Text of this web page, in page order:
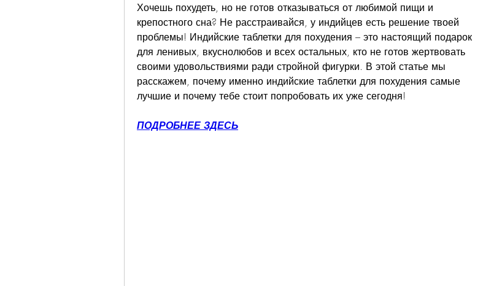
Хочешь похудеть, но не готов отказываться от любимой пищи и
крепостного сна? Не расстраивайся, у индийцев есть решение твоей
проблемы! Индийские таблетки для похудения – это настоящий подарок
для ленивых, вкуснолюбов и всех остальных, кто не готов жертвовать
своими удовольствиями ради стройной фигурки. В этой статье мы
расскажем, почему именно индийские таблетки для похудения самые
лучшие и почему тебе стоит попробовать их уже сегодня!
ПОДРОБНЕЕ ЗДЕСЬ